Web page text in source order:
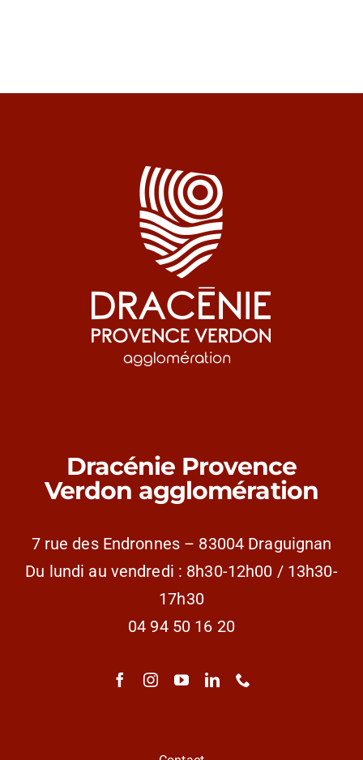
Dracénie Provence
Verdon agglomération
7 rue des Endronnes – 83004 Draguignan
Du lundi au vendredi : 8h30-12h00 / 13h30-
17h30
04 94 50 16 20